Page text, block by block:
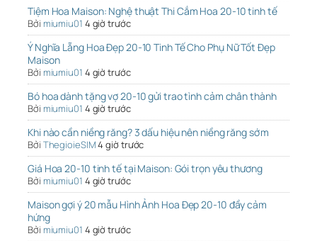
Tiệm Hoa Maison: Nghệ thuật Thi Cắm Hoa 20-10 tinh tế
Bởi miumiu01 4 giờ trước
Ý Nghĩa Lẵng Hoa Đẹp 20-10 Tinh Tế Cho Phụ Nữ Tốt Đẹp
Maison
Bởi miumiu01 4 giờ trước
Bó hoa dành tặng vợ 20-10 gửi trao tình cảm chân thành
Bởi miumiu01 4 giờ trước
Khi nào cần niềng răng? 3 dấu hiệu nên niềng răng sớm
Bởi ThegioieSIM4 giờ trước
Giá Hoa 20-10 tinh tế tại Maison: Gói trọn yêu thương
Bởi miumiu01 4 giờ trước
Maison gợi ý 20 mẫu Hình Ảnh Hoa Đẹp 20-10 đầy cảm
hứng
Bởi miumiu01 4 giờ trước